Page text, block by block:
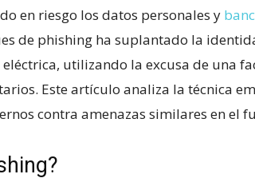
en riesgo los⁣ datos personales y
de phishing‌ ha suplantado la
⁤utilizando la excusa de una
Este artículo analiza la técnica
contra amenazas‍ similares en el